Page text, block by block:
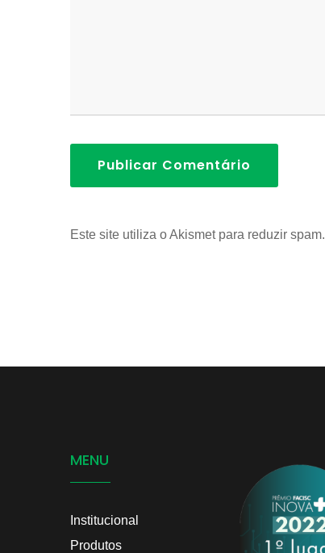
Publicar Comentário
Este site utiliza o Akismet para reduzir spam.
MENU
Institucional
Produtos